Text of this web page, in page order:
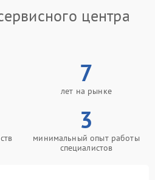
центра
7
лет на рынке
3
минимальный опыт работы
специалистов